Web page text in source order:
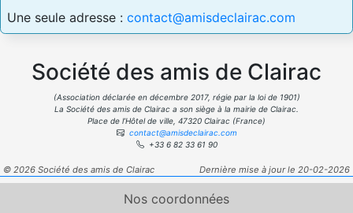
Une seule adresse : contact@amisdeclairac.com
Société des amis de Clairac
(Association déclarée en décembre 2017, régie par la loi de 1901)
La Société des amis de Clairac a son siège à la mairie de Clairac.
Place de l’Hôtel de ville, 47320 Clairac (France)
contact@amisdeclairac.com
+33 6 82 33 61 90
© 2026 Société des amis de Clairac Dernière mise à jour le 20-02-2026
Nos coordonnées